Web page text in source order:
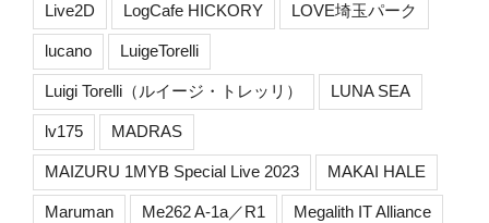
Live2D LogCafe HICKORY LOVE埼玉パーク
lucano LuigeTorelli
Luigi Torelli（ルイージ・トレッリ） LUNA SEA
lv175 MADRAS
MAIZURU 1MYB Special Live 2023 MAKAI HALE
Maruman Me262 A-1a／R1 Megalith IT Alliance